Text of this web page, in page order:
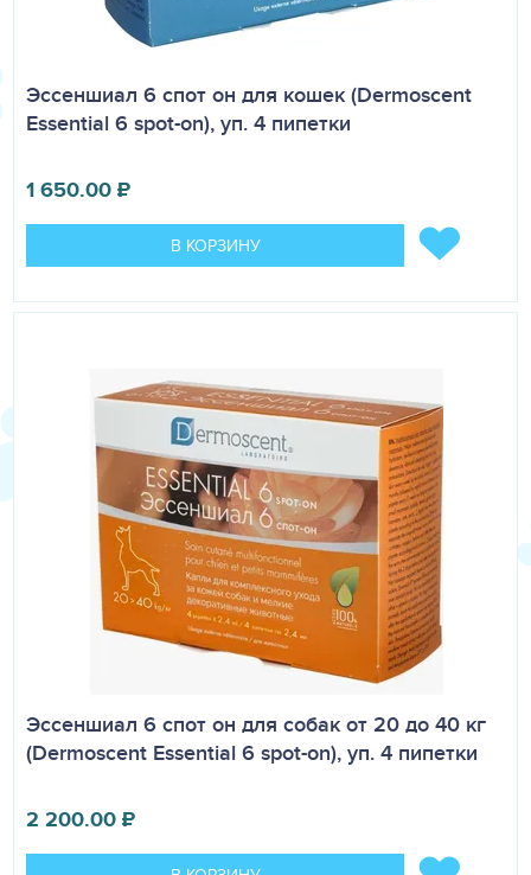
Эссеншиал 6 спот он для кошек (Dermoscent
Essential 6 spot-on), уп. 4 пипетки
1 650.00₽
В КОРЗИНУ
Эссеншиал 6 спот он для собак от 20 до 40 кг
(Dermoscent Essential 6 spot-on), уп. 4 пипетки
2 200.00₽